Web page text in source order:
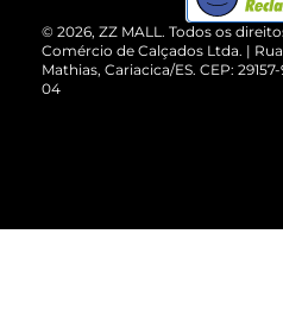
Cartão Presente
Vendas Corporativas
© 2026, ZZ MALL. Todos os
Comércio de Calçados Ltda. |
Mathias, Cariacica/ES. CEP:
04